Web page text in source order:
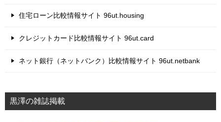
住宅ローン比較情報サイト 96ut.housing
クレジットカード比較情報サイト 96ut.card
ネット銀行（ネットバンク）比較情報サイト 96ut.netbank
黒澤の雑誌掲載